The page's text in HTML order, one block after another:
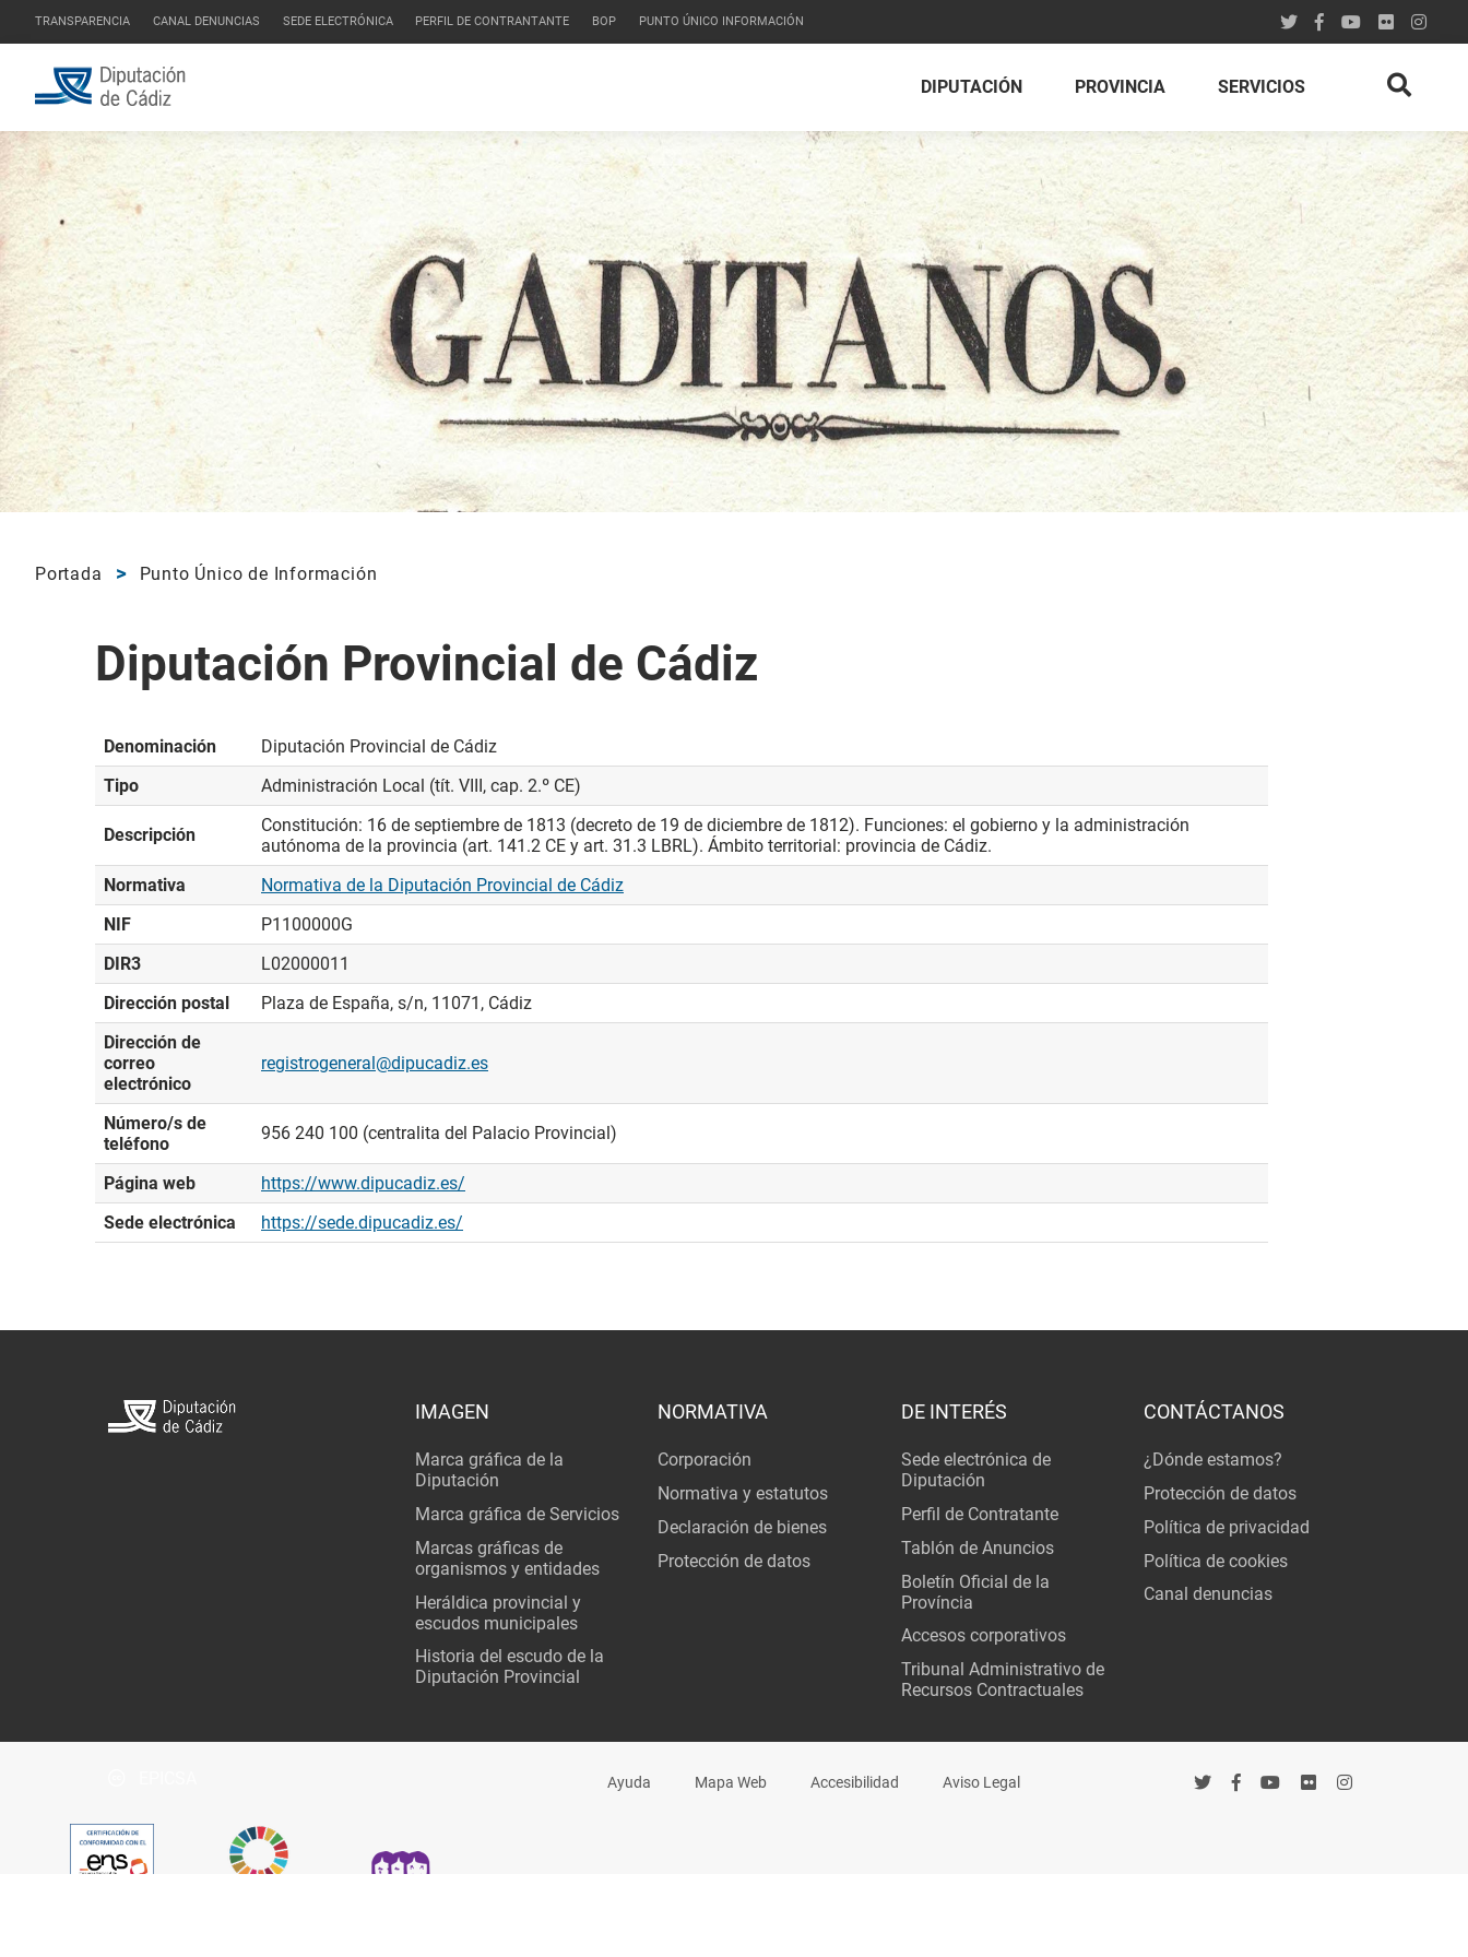
TRANSPARENCIA CANAL DENUNCIAS SEDE ELECTRÓNICA PERFIL DE CONTRANTANTE BOP PUNTO ÚNICO INFORMACIÓN
DIPUTACIÓN PROVINCIA SERVICIOS
Portada Punto Único de Información
Diputación Provincial de Cádiz
Denominación
Diputación Provincial de Cádiz
Tipo
Administración Local (tít. VIII, cap. 2.º CE)
Descripción
Constitución: 16 de septiembre de 1813 (decreto de 19 de diciembre de 1812). Funciones: el gobierno y la administración
autónoma de la provincia (art. 141.2 CE y art. 31.3 LBRL). Ámbito territorial: provincia de Cádiz.
Normativa
Normativa de la Diputación Provincial de Cádiz
NIF
P1100000G
DIR3
L02000011
Dirección postal
Plaza de España, s/n, 11071, Cádiz
Dirección de
correo
electrónico
registrogeneral@dipucadiz.es
Número/s de
teléfono
956 240 100 (centralita del Palacio Provincial)
Página web
https://www.dipucadiz.es/
Sede electrónica
https://sede.dipucadiz.es/
IMAGEN
Marca gráfica de la
Diputación
Marca gráfica de Servicios
Marcas gráficas de
organismos y entidades
Heráldica provincial y
escudos municipales
Historia del escudo de la
Diputación Provincial
NORMATIVA
Corporación
Normativa y estatutos
Declaración de bienes
Protección de datos
DE INTERÉS
Sede electrónica de
Diputación
Perfil de Contratante
Tablón de Anuncios
Boletín Oficial de la
Província
Accesos corporativos
Tribunal Administrativo de
Recursos Contractuales
CONTÁCTANOS
¿Dónde estamos?
Protección de datos
Política de privacidad
Política de cookies
Canal denuncias
Ayuda Mapa Web Accesibilidad Aviso Legal